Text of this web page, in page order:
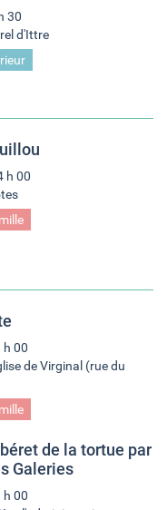
h 30
d'Ittre
h 00
h 00
de Virginal (rue du
de la tortue par
Galeries
h 00